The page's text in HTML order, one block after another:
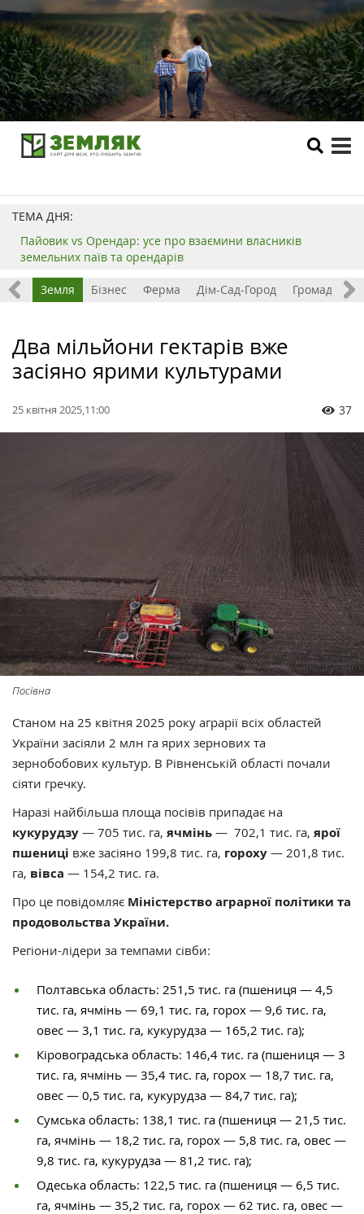
ТЕМА ДНЯ:
Пайовик vs Орендар: усе про взаємини власників
земельних паїв та орендарів
Все Земля Бізнес Ферма Дім-Сад-Город Громада
Два мільйони гектарів вже
засіяно ярими культурами
25 квітня 2025,11:00 37
Посівна
Станом на 25 квітня 2025 року аграрії всіх областей
України засіяли 2 млн га ярих зернових та
зернобобових культур. В Рівненській області почали
сіяти гречку.
Наразі найбільша площа посівів припадає на
кукурудзу — 705 тис. га, ячмінь — 702,1 тис. га, ярої
пшениці вже засіяно 199,8 тис. га, гороху — 201,8 тис.
га, вівса — 154,2 тис. га.
Про це повідомляє Міністерство аграрної політики та
продовольства України.
Регіони-лідери за темпами сівби:
Полтавська область: 251,5 тис. га (пшениця — 4,5
тис. га, ячмінь — 69,1 тис. га, горох — 9,6 тис. га,
овес — 3,1 тис. га, кукурудза — 165,2 тис. га);
Кіровоградська область: 146,4 тис. га (пшениця — 3
тис. га, ячмінь — 35,4 тис. га, горох — 18,7 тис. га,
овес — 0,5 тис. га, кукурудза — 84,7 тис. га);
Сумська область: 138,1 тис. га (пшениця — 21,5 тис.
га, ячмінь — 18,2 тис. га, горох — 5,8 тис. га, овес —
9,8 тис. га, кукурудза — 81,2 тис. га);
Одеська область: 122,5 тис. га (пшениця — 6,5 тис.
га, ячмінь — 35,2 тис. га, горох — 62 тис. га, овес —